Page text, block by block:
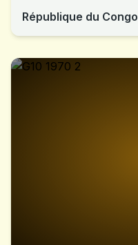
République du Congo